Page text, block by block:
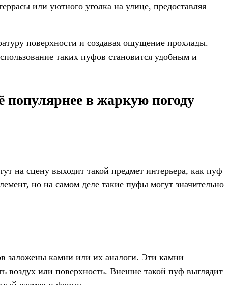
или уютного уголка на улице, предоставляя
поверхности и создавая ощущение прохлады.
таких пуфов становится удобным и
в жаркую погоду
на сцену выходит такой предмет интерьера, как пуф
но на самом деле такие пуфы могут значительно
заложены камни или их аналоги. Эти камни
воздух или поверхность. Внешне такой пуф выглядит